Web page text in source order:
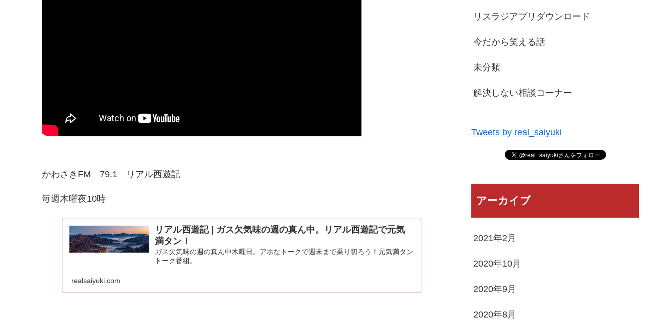
かわさきFM 79.1 リアル西遊記
毎週木曜夜10時
リアル西遊記 | ガス欠気味の週の真ん中。リアル西遊記で元気
満タン！
ガス欠気味の週の真ん中木曜日。アホなトークで週末まで乗り切ろう！元気満タン
トーク番組。
realsaiyuki.com
リスラジアプリダウンロード
今だから笑える話
未分類
解決しない相談コーナー
Tweets by real_saiyuki
アーカイブ
2021年2月
2020年10月
2020年9月
2020年8月